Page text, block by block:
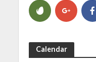
Calendar